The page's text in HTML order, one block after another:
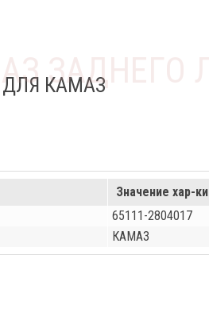
КАМАЗ
Значение хар-ки
65111-2804017
КАМАЗ